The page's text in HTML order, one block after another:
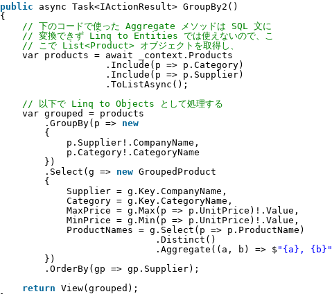
public
async Task<IActionResult> GroupBy2()
{
// 下のコードで使った Aggregate メソッドは SQL 文に
// 変換できず Linq to Entities では使えないので、こ
// こで List<Product> オブジェクトを取得し、
var products = await _context.Products
.Include(p => p.Category)
.Include(p => p.Supplier)
.ToListAsync();
// 以下で Linq to Objects として処理する
var grouped = products
.GroupBy(p => new
{
p.Supplier!.CompanyName,
p.Category!.CategoryName
})
.Select(g => new GroupedProduct
{
Supplier = g.Key.CompanyName,
Category = g.Key.CategoryName,
MaxPrice = g.Max(p => p.UnitPrice)!.Value,
MinPrice = g.Min(p => p.UnitPrice)!.Value,
ProductNames = g.Select(p => p.ProductName)
.Distinct()
.Aggregate((a, b) => $ "{a}, {b}"
})
.OrderBy(gp => gp.Supplier);
return
View(grouped);